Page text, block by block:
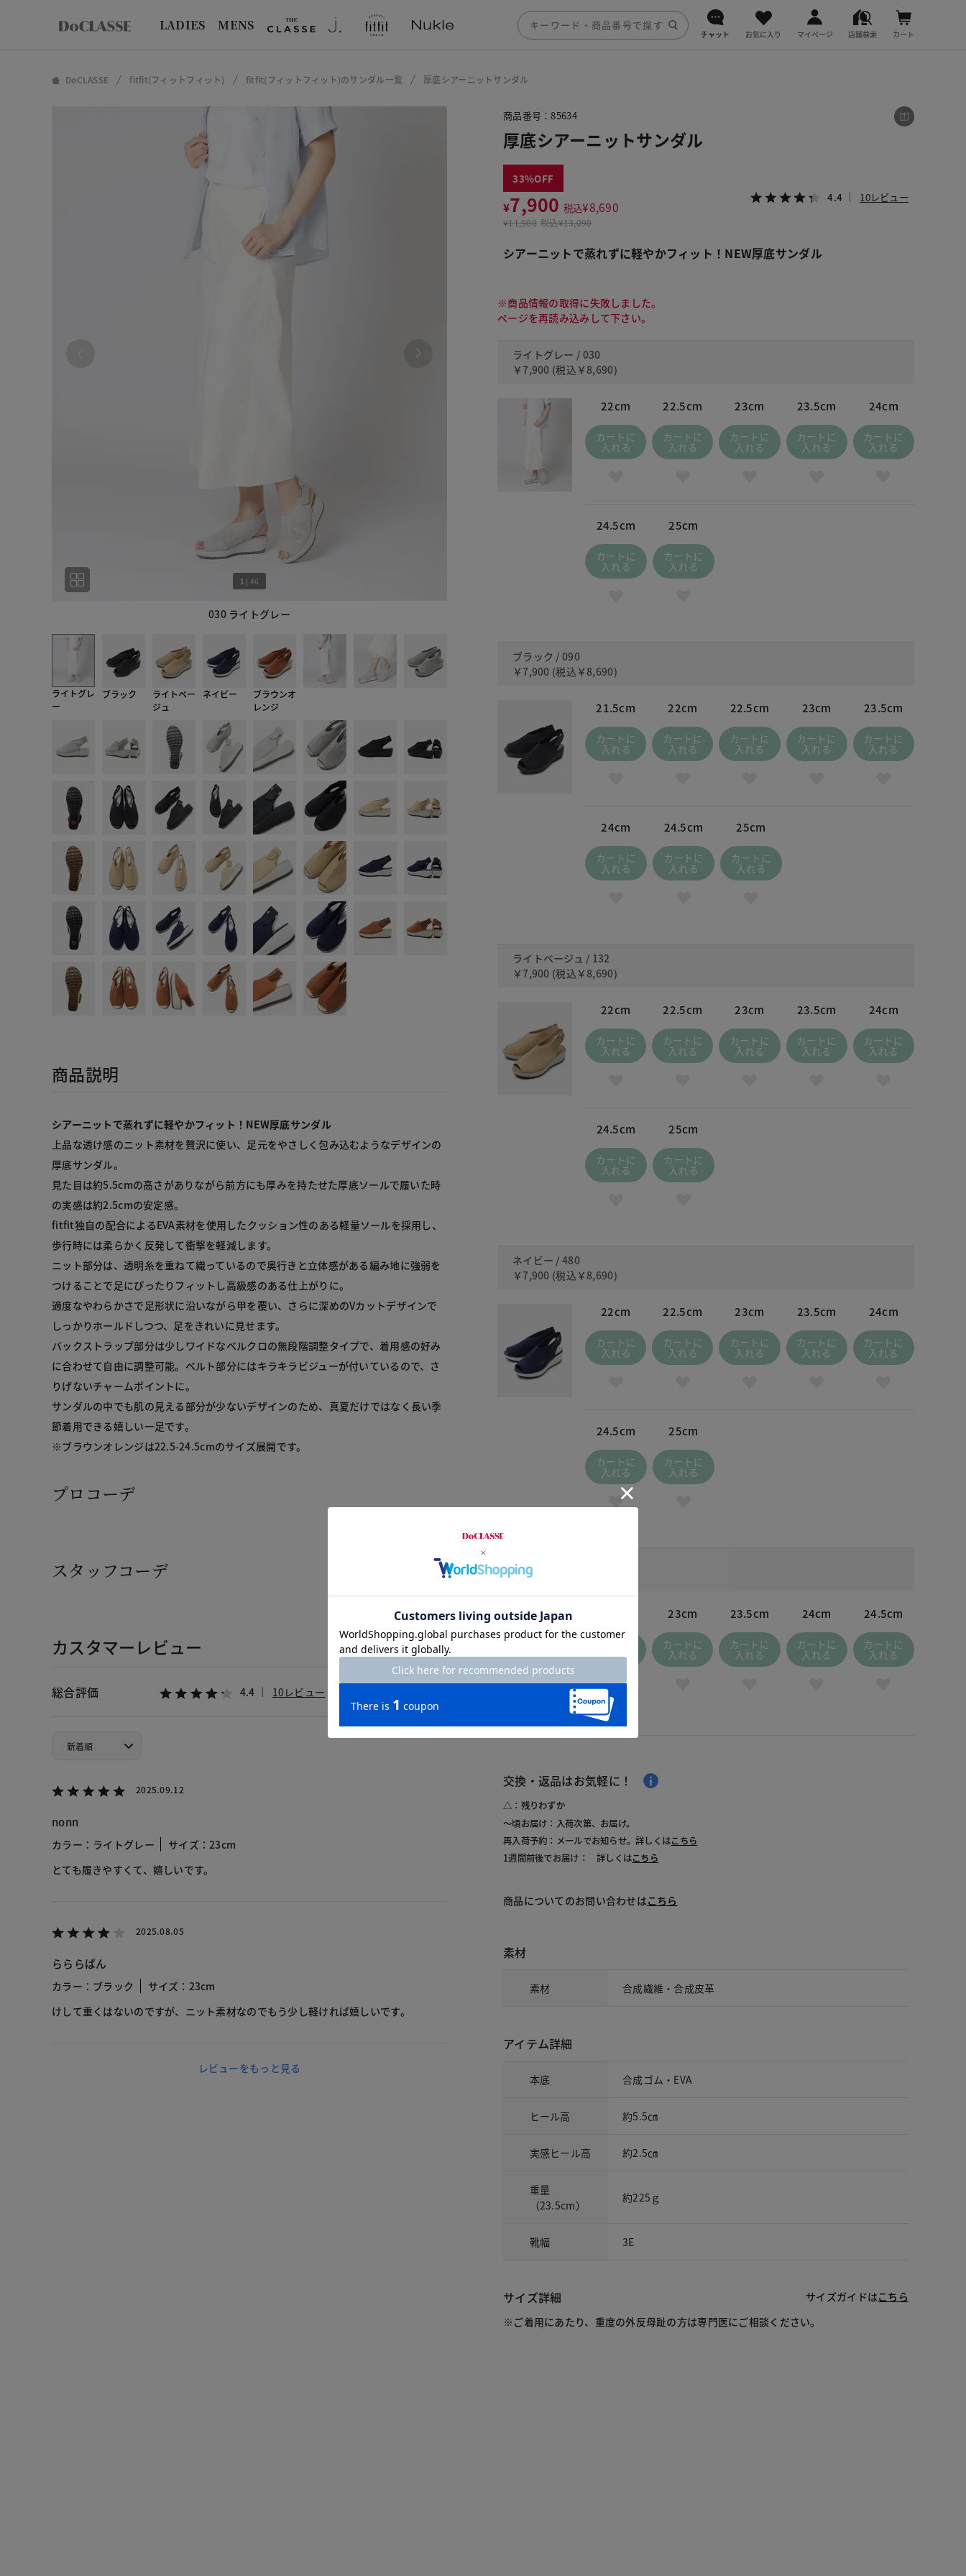
LADIES MENS
チャット お気に入り マイページ 店舗検索 カート
DoCLASSE fitfit(フィットフィット) fitfit(フィットフィット)のサンダル一覧 厚底シアーニットサンダル
030 ライトグレー
1 | 46
ライトグレ
ー
ブラック
ライトベー
ジュ
ネイビー
ブラウンオ
レンジ
商品説明
シアーニットで蒸れずに軽やかフィット！NEW厚底サンダル
上品な透け感のニット素材を贅沢に使い、足元をやさしく包み込むようなデザインの
厚底サンダル。
見た目は約5.5cmの高さがありながら前方にも厚みを持たせた厚底ソールで履いた時
の実感は約2.5cmの安定感。
fitfit独自の配合によるEVA素材を使用したクッション性のある軽量ソールを採用し、
歩行時には柔らかく反発して衝撃を軽減します。
ニット部分は、透明糸を重ねて織っているので奥行きと立体感がある編み地に強弱を
つけることで足にぴったりフィットし高級感のある仕上がりに。
適度なやわらかさで足形状に沿いながら甲を覆い、さらに深めのVカットデザインで
しっかりホールドしつつ、足をきれいに見せます。
バックストラップ部分は少しワイドなベルクロの無段階調整タイプで、着用感の好み
に合わせて自由に調整可能。ベルト部分にはキラキラビジューが付いているので、さ
りげないチャームポイントに。
サンダルの中でも肌の見える部分が少ないデザインのため、真夏だけではなく長い季
節着用できる嬉しい一足です。
※ブラウンオレンジは22.5-24.5cmのサイズ展開です。
プロコーデ
スタッフコーデ
カスタマーレビュー
総合評価 4.4 10レビュー
2025.09.12
nonn
カラー：ライトグレー
サイズ：23cm
とても履きやすくて、嬉しいです。
2025.08.05
らららぱん
カラー：ブラック
サイズ：23cm
けして重くはないのですが、ニット素材なのでもう少し軽ければ嬉しいです。
レビューをもっと見る
商品番号：85634
厚底シアーニットサンダル
33
¥7,900 税込¥8,690
¥11,900 税込¥13,090
4.4 10レビュー
シアーニットで蒸れずに軽やかフィット！NEW厚底サンダル
※商品情報の取得に失敗しました。
ページを再読み込みして下さい。
ライトグレー / 030
￥7,900 (税込 ￥8,690)
22cm
カートに
入れる
22.5cm
カートに
入れる
23cm
カートに
入れる
23.5cm
カートに
入れる
24cm
カートに
入れる
24.5cm
カートに
入れる
25cm
カートに
入れる
ブラック / 090
￥7,900 (税込 ￥8,690)
21.5cm
カートに
入れる
22cm
カートに
入れる
22.5cm
カートに
入れる
23cm
カートに
入れる
23.5cm
カートに
入れる
24cm
カートに
入れる
24.5cm
カートに
入れる
25cm
カートに
入れる
ライトベージュ / 132
￥7,900 (税込 ￥8,690)
22cm
カートに
入れる
22.5cm
カートに
入れる
23cm
カートに
入れる
23.5cm
カートに
入れる
24cm
カートに
入れる
24.5cm
カートに
入れる
25cm
カートに
入れる
ネイビー / 480
￥7,900 (税込 ￥8,690)
22cm
カートに
入れる
22.5cm
カートに
入れる
23cm
カートに
入れる
23.5cm
カートに
入れる
24cm
カートに
入れる
24.5cm
カートに
入れる
25cm
カートに
入れる
ブラウンオレンジ / 605
￥7,900
入れる
23cm
カートに
入れる
23.5cm
カートに
入れる
24cm
カートに
入れる
24.5cm
カートに
入れる
交換・返品はお気軽に！
△：残りわずか
～頃お届け：入荷次第、お届け。
再入荷予約：メールでお知らせ。詳しくはこちら
1週間前後でお届け： 詳しくはこちら
商品についてのお問い合わせはこちら
素材
素材 合成繊維・合成皮革
アイテム詳細
本底 合成ゴム・EVA
ヒール高 約5.5㎝
実感ヒール高 約2.5㎝
重量
（23.5cm）
約225ｇ
靴幅 3E
サイズ詳細 サイズガイドはこちら
※ご着用にあたり、重度の外反母趾の方は専門医にご相談ください。